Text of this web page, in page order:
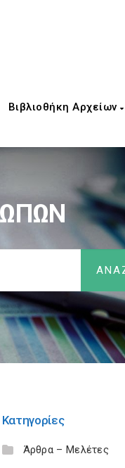
Βιβλιοθήκη Αρχείων
Κατηγορίες
Άρθρα – Μελέτες